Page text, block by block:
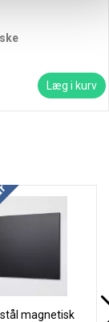
Læg i kurv
magnetisk